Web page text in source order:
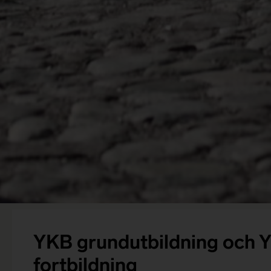
YKB grundutbildning och
fortbildning